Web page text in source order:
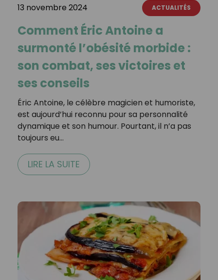
13 novembre 2024 ACTUALITÉS
Comment Éric Antoine a
surmonté l’obésité morbide :
son combat, ses victoires et
ses conseils
Éric Antoine, le célèbre magicien et humoriste,
est aujourd’hui reconnu pour sa personnalité
dynamique et son humour. Pourtant, il n’a pas
toujours eu…
LIRE LA SUITE